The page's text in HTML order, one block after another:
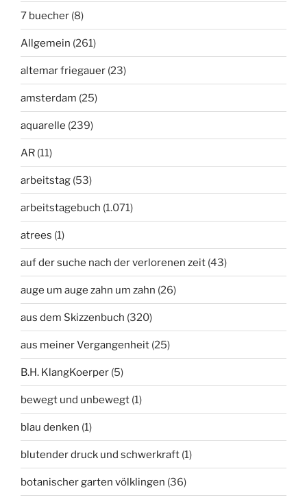
7 buecher (8)
Allgemein (261)
altemar friegauer (23)
amsterdam (25)
aquarelle (239)
AR (11)
arbeitstag (53)
arbeitstagebuch (1.071)
atrees (1)
auf der suche nach der verlorenen zeit (43)
auge um auge zahn um zahn (26)
aus dem Skizzenbuch (320)
aus meiner Vergangenheit (25)
B.H. KlangKoerper (5)
bewegt und unbewegt (1)
blau denken (1)
blutender druck und schwerkraft (1)
botanischer garten völklingen (36)